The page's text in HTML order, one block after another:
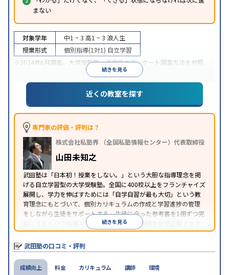
まない
続きを見る
対象学年 中1 ~ 3 高1 ~ 3 浪人生
授業形式
個別指導(1対1) 自立学習
※2024年6月調査。 大学受験塾・予備校のアンケート調査方法を参照
近くの教室を探す
専門家の評価・評判は？
株式会社私塾界 （全国私塾情報センター）代表取締役
山田未知之
武田塾は「日本初！授業をしない。」という大胆な指導理念を掲
げる自立学習型の大学受験塾。全国に400校以上をフランチャイズ
展開し、学力を伸ばすためには「自学自習が最も大切」という教
育理念にもとづいて、個別カリキュラムの作成と学習進捗の管理
をしながら生徒をサポートする。生徒に合った参考書を1冊ずつ完
璧にするという指導スタイルで、参考書の問題を全部正解するま
で繰り返し問題を解くことで偏差値をあげるという手法を取って
いる。
続きを見る
武田塾の口コミ・評判
成績向上 料金 カリキュラム 講師 環境